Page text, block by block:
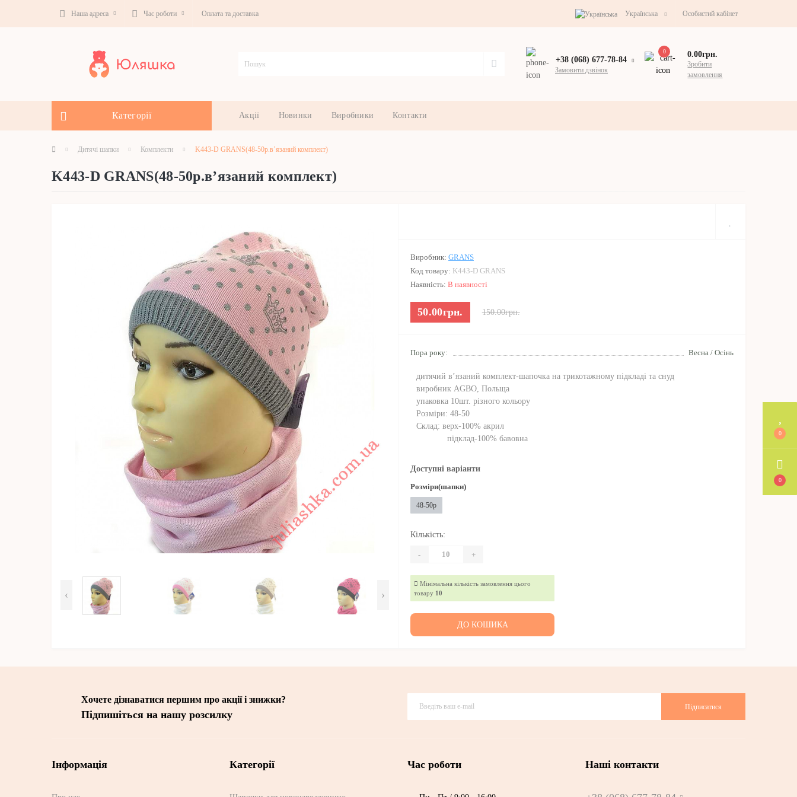
0
0
Наша адреса Час роботи Оплата та доставка Українська Особистий кабінет
+38 (068) 677-78-84
Замовити дзвінок
0 0.00грн.
Зробити
замовлення
Категорії Акції Новинки Виробники Контакти
Дитячі шапки Комплекти K443-D GRANS(48-50р.в’язаний комплект)
K443-D GRANS(48-50р.в’язаний комплект)
‹ ›
Виробник: GRANS
Код товару: K443-D GRANS
Наявність: В наявності
50.00грн. 150.00грн.
Пора року: Весна / Осінь
дитячий в’язаний комплект-шапочка на трикотажному підкладі та снуд
виробник AGBO, Польща
упаковка 10шт. різного кольору
Розміри: 48-50
Склад: верх-100% акрил
підклад-100% бавовна
Доступні варіанти
Розміри(шапки)
48-50р
Кількість:
- +
Мінімальна кількість замовлення цього
товару 10
ДО КОШИКА
Хочете дізнаватися першим про акції і знижки?
Підпишіться на нашу розсилку
Підписатися
Інформація Категорії Час роботи Наші контакти